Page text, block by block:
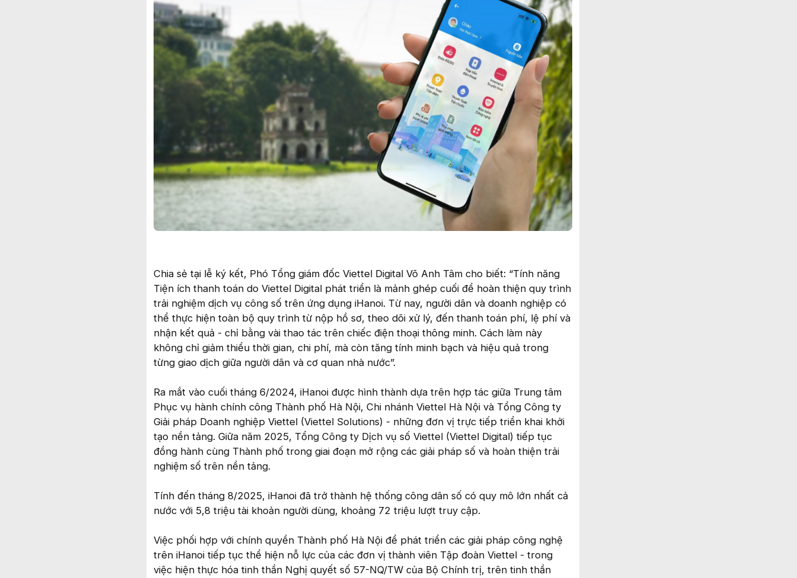
Chia sẻ tại lễ ký kết, Phó Tổng giám đốc Viettel Digital Võ Anh Tâm cho biết: “Tính năng
Tiện ích thanh toán do Viettel Digital phát triển là mảnh ghép cuối để hoàn thiện quy trình
trải nghiệm dịch vụ công số trên ứng dụng iHanoi. Từ nay, người dân và doanh nghiệp có
thể thực hiện toàn bộ quy trình từ nộp hồ sơ, theo dõi xử lý, đến thanh toán phí, lệ phí và
nhận kết quả - chỉ bằng vài thao tác trên chiếc điện thoại thông minh. Cách làm này
không chỉ giảm thiểu thời gian, chi phí, mà còn tăng tính minh bạch và hiệu quả trong
từng giao dịch giữa người dân và cơ quan nhà nước”.
Ra mắt vào cuối tháng 6/2024, iHanoi được hình thành dựa trên hợp tác giữa Trung tâm
Phục vụ hành chính công Thành phố Hà Nội, Chi nhánh Viettel Hà Nội và Tổng Công ty
Giải pháp Doanh nghiệp Viettel (Viettel Solutions) - những đơn vị trực tiếp triển khai khởi
tạo nền tảng. Giữa năm 2025, Tổng Công ty Dịch vụ số Viettel (Viettel Digital) tiếp tục
đồng hành cùng Thành phố trong giai đoạn mở rộng các giải pháp số và hoàn thiện trải
nghiệm số trên nền tảng.
Tính đến tháng 8/2025, iHanoi đã trở thành hệ thống công dân số có quy mô lớn nhất cả
nước với 5,8 triệu tài khoản người dùng, khoảng 72 triệu lượt truy cập.
Việc phối hợp với chính quyền Thành phố Hà Nội để phát triển các giải pháp công nghệ
trên iHanoi tiếp tục thể hiện nỗ lực của các đơn vị thành viên Tập đoàn Viettel - trong
việc hiện thực hóa tinh thần Nghị quyết số 57-NQ/TW của Bộ Chính trị, trên tinh thần